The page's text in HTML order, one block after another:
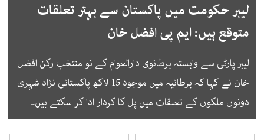
لیبر حکومت میں پاکستان سے بہتر تعلقات
متوقع ہیں: ایم پی افضل خان
لیبر پارٹی سے وابستہ برطانوی دارالعوام کے نو منتخب رکن افضل
خان نے کہا کہ برطانیہ میں موجود 15 لاکھ پاکستانی نژاد شہری
دونوں ملکوں کے تعلقات میں پل کا کردار ادا کر سکتے ہیں۔